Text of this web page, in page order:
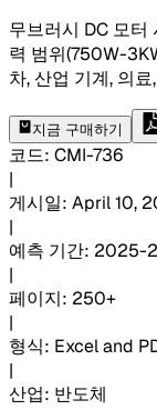
무브러시 DC 모터
력 범위(750W-
차, 산업 기계, 의료
지금 구매하기
코드: CMI-736
|
게시일: April 10,
|
예측 기간: 2025-
|
페이지: 250+
|
형식: Excel and
|
산업: 반도체